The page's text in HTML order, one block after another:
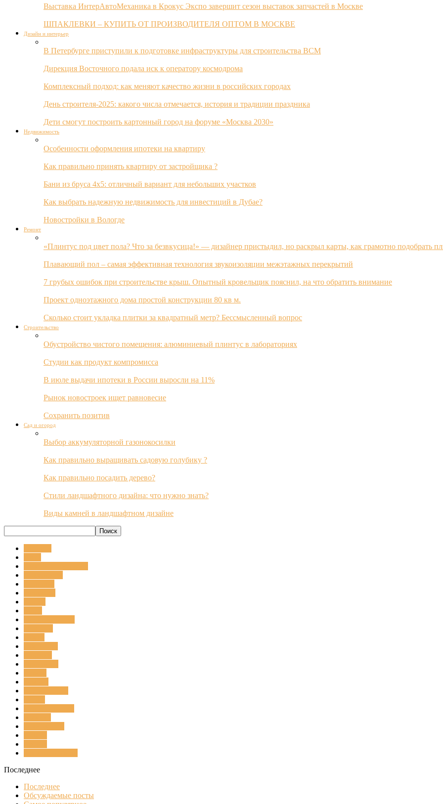
Выставка ИнтерАвтоМеханика в Крокус Экспо завершит сезон выставок запчастей в Москве
ШПАКЛЕВКИ – КУПИТЬ ОТ ПРОИЗВОДИТЕЛЯ ОПТОМ В МОСКВЕ
Дизайн и интерьер
В Петербурге приступили к подготовке инфраструктуры для строительства ВСМ
Дирекция Восточного подала иск к оператору космодрома
Комплексный подход: как меняют качество жизни в российских городах
День строителя-2025: какого числа отмечается, история и традиции праздника
Дети смогут построить картонный город на форуме «Москва 2030»
Недвижимость
Особенности оформления ипотеки на квартиру
Как правильно принять квартиру от застройщика ?
Бани из бруса 4х5: отличный вариант для небольших участков
Как выбрать надежную недвижимость для инвестиций в Дубае?
Новостройки в Вологде
Ремонт
«Плинтус под цвет пола? Что за безвкусица!» — дизайнер пристыдил, но раскрыл карты, как грамотно подобрать
Плавающий пол – самая эффективная технология звукоизоляции межэтажных перекрытий
7 грубых ошибок при строительстве крыш. Опытный кровельщик пояснил, на что обратить внимание
Проект одноэтажного дома простой конструкции 80 кв м.
Сколько стоит укладка плитки за квадратный метр? Бессмысленный вопрос
Строительство
Обустройство чистого помещения: алюминиевый плинтус в лабораториях
Студии как продукт компромисса
В июле выдачи ипотеки в России выросли на 11%
Рынок новостроек ищет равновесие
Сохранить позитив
Сад и огород
Выбор аккумуляторной газонокосилки
Как правильно выращивать садовую голубику ?
Как правильно посадить дерево?
Стили ландшафтного дизайна: что нужно знать?
Виды камней в ландшафтном дизайне
Последнее
Последнее
Обсуждаемые посты